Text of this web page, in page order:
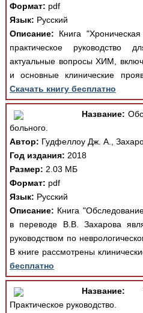
Формат: pdf
Язык: Русский
Описание: Книга
практическое руководство
актуальные вопросы ХИМ,
и основные клинические
Скачать книгу бесплатно
Название:
больного.
Автор: Гудфеллоу Дж. А.,
Год издания: 2018
Размер: 2.03 МБ
Формат: pdf
Язык: Русский
Описание: Книга
в переводе В.В. Захарова
руководством по
В книге рассмотрены
бесплатно
Название:
Практическое руководство.